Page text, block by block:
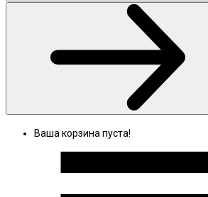
Ваша корзина пуста!